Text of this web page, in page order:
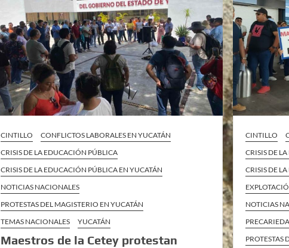
CINTILLO
CONFLICTOS LABORALES EN YUCATÁN
CRISIS DE LA EDUCACIÓN PÚBLICA
CRISIS DE LA EDUCACIÓN PÚBLICA EN YUCATÁN
NOTICIAS NACIONALES
PROTESTAS DEL MAGISTERIO EN YUCATÁN
TEMAS NACIONALES
YUCATÁN
Maestros de la Cetey protestan
CINTILLO
CRISIS DE
CRISIS DE
NOTICIAS
PROTESTAS